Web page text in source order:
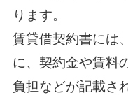
ります。
賃貸借契約書には
に、契約金や賃料
負担などが記載さ